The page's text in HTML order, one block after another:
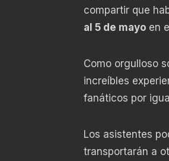
compartir que
al 5 de mayo en
Como orgulloso
increíbles
fanáticos por
Los asistentes
transportarán a